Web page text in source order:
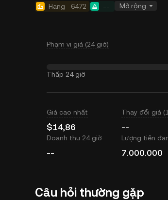
Hạng 6472 -- Mở rộng
Phạm vi giá (24 giờ)
Thấp 24 giờ --
Giá cao nhất
$14,86
Thay đổi giá
--
Doanh thu 24 giờ
--
Lượng tiền
7.000.000
Câu hỏi thường gặp